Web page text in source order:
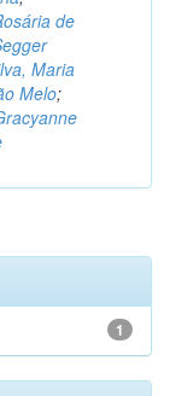
de
Maria
Melo;
1